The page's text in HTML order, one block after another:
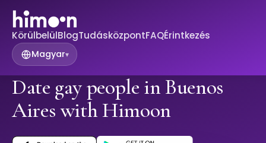
KörülbelülBlogTudásközpontFAQÉrintkezés
Magyar▾
Date gay people in Buenos
Aires with Himoon